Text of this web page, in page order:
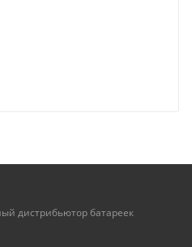
дистрибьютор батареек